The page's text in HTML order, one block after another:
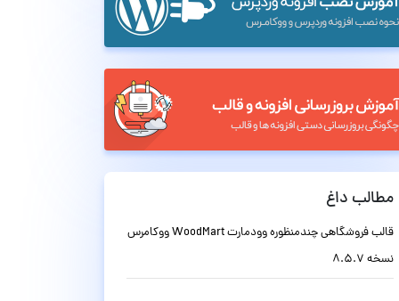
مطالب داغ
قالب فروشگاهی چندمنظوره وودمارت WoodMart ووکامرس
نسخه 8.5.7